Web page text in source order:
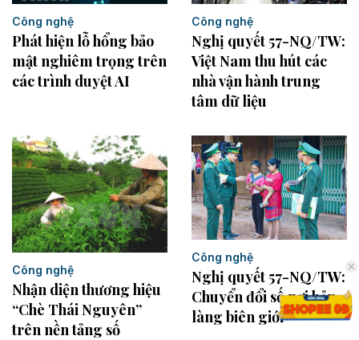
Công nghệ
Phát hiện lỗ hổng bảo
mật nghiêm trọng trên
các trình duyệt AI
Công nghệ
Nghị quyết 57-NQ/TW:
Việt Nam thu hút các
nhà vận hành trung
tâm dữ liệu
Công nghệ
Nhận diện thương hiệu
“Chè Thái Nguyên”
trên nền tảng số
Công nghệ
Nghị quyết 57-NQ/TW:
Chuyển đổi số nơi bản
làng biên giới